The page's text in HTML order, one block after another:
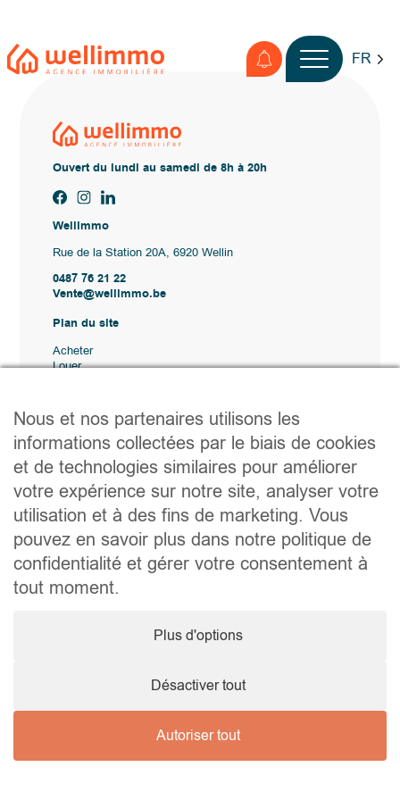
FR
Ouvert du lundi au samedi de 8h à 20h
Wellimmo
Rue de la Station 20A, 6920 Wellin
0487 76 21 22
Vente@wellimmo.be
Plan du site
Acheter
Louer
Contact
Liens utiles
Conseils pratiques pour vendre ou louer
Préparer un déménagement
Documents utiles
Notaire.be
Société
TVA. BE 0464.629.802 • IPI : 510350 RC professionnelle et
cautionnement via AXA Belgium SA – police n° 730.390.160
Protection des données personnelles•Mentions légales
Nous et nos partenaires utilisons les
informations collectées par le biais de cookies
et de technologies similaires pour améliorer
votre expérience sur notre site, analyser votre
utilisation et à des fins de marketing. Vous
pouvez en savoir plus dans notre politique de
confidentialité et gérer votre consentement à
tout moment.
Plus d'options
Désactiver tout
Autoriser tout